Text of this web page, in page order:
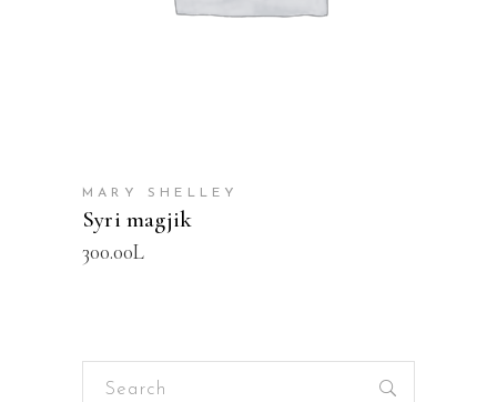
MARY SHELLEY
Syri magjik
300.00L
Search